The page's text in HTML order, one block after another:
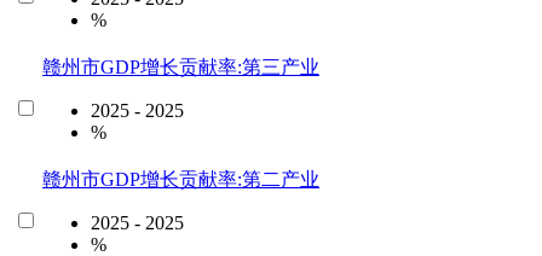
%
赣州市GDP增长贡献率:第三产业
2025 - 2025
%
赣州市GDP增长贡献率:第二产业
2025 - 2025
%